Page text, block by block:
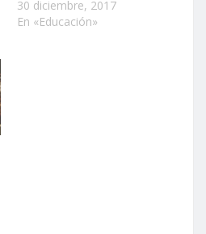
30 diciembre, 2017
En «Educación»